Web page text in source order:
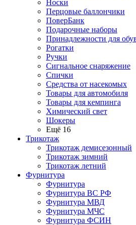
Носки
Перцовые баллончики
ПоверБанк
Подарочные наборы
Принадлежности для
Рогатки
Ручки
Сигнальное снаряжение
Спички
Средства от насекомых
Товары для автомобиля
Товары для кемпинга
Химический свет
Шокеры
Ещё 16
Трикотаж
Трикотаж демисезонный
Трикотаж зимний
Трикотаж летний
Фурнитура
Фурнитура
Фурнитура ВС РФ
Фурнитура МВД
Фурнитура МЧС
Фурнитура ФСИН